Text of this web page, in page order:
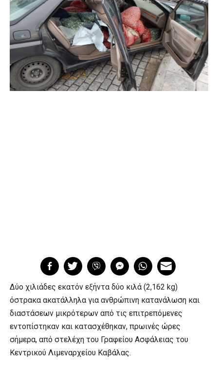
Δύο χιλιάδες εκατόν εξήντα δύο κιλά (2,162 kg)
όστρακα ακατάλληλα για ανθρώπινη κατανάλωση και
διαστάσεων μικρότερων από τις επιτρεπόμενες
εντοπίστηκαν και κατασχέθηκαν, πρωινές ώρες
σήμερα, από στελέχη του Γραφείου Ασφάλειας του
Κεντρικού Λιμεναρχείου Καβάλας.